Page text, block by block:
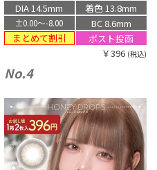
DIA 14.5mm
着色 13.8mm
±0.00〜-8.00
BC 8.6mm
まとめて割引
ポスト投函
￥396 (税込)
No.4